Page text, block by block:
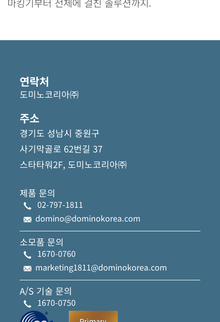
연락처
도미노코리아㈜
주소
경기도 성남시 중원구
사기막골로 62번길 37
스타타워2F, 도미노코리아㈜
제품 문의
02-797-1811
domino@dominokorea.com
소모품 문의
1670-0760
marketing1811@dominokorea.com
A/S 기술 문의
1670-0750